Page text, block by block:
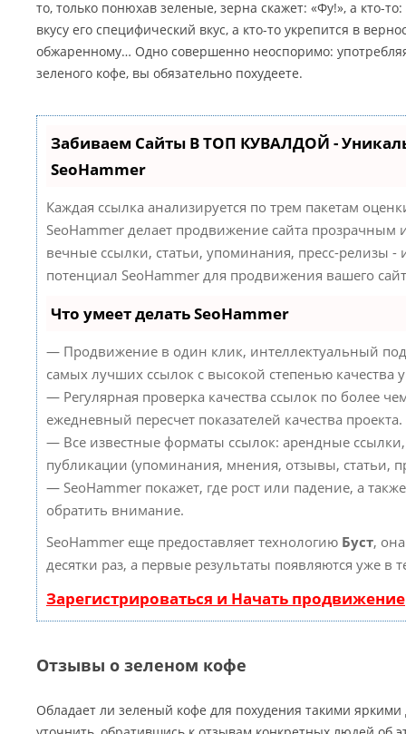
то, только понюхав зеленые, зерна скажет: «Фу!», а кто-
вкусу его специфический вкус, а кто-то укрепится в
обжаренному… Одно совершенно неоспоримо:
зеленого кофе, вы обязательно похудеете.
Забиваем Сайты В ТОП КУВАЛДОЙ -
SeoHammer
Каждая ссылка анализируется по трем пакетам
SeoHammer делает продвижение сайта прозрачным
вечные ссылки, статьи, упоминания, пресс-релизы -
потенциал SeoHammer для продвижения вашего
Что умеет делать SeoHammer
— Продвижение в один клик, интеллектуальный
самых лучших ссылок с высокой степенью качества
— Регулярная проверка качества ссылок по более
ежедневный пересчет показателей качества проекта.
— Все известные форматы ссылок: арендные
публикации (упоминания, мнения, отзывы, статьи,
— SeoHammer покажет, где рост или падение, а
обратить внимание.
SeoHammer еще предоставляет технологию Буст,
десятки раз, а первые результаты появляются уже в
Зарегистрироваться и Начать продвижение
Отзывы о зеленом кофе
Обладает ли зеленый кофе для похудения такими